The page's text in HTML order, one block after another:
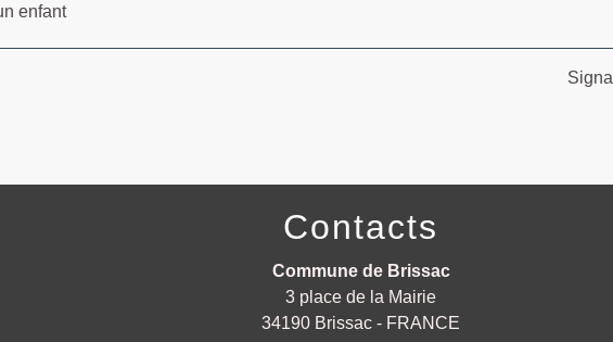
enfant
Contacts
Commune de Brissac
3 place de la Mairie
34190 Brissac - FRANCE